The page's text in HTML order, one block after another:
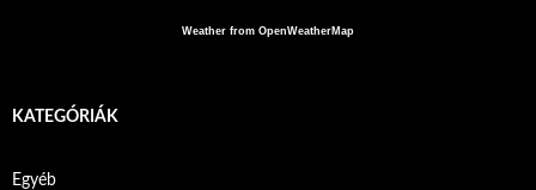
Weather from OpenWeatherMap
KATEGÓRIÁK
Egyéb